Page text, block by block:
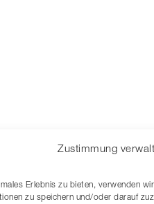
Zustimmung
Erlebnis zu bieten, verwenden
zu speichern und/oder darauf